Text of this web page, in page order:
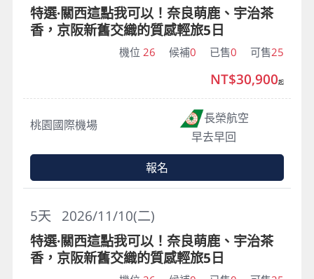
特選·關西這點我可以！奈良萌鹿、宇治茶
香，京阪新舊交織的質感輕旅5日
機位 26 候補0 已售0 可售25
桃園國際機場
長榮航空
早去早回
NT$30,900起
報名
2026/11/10(二)
5天
特選·關西這點我可以！奈良萌鹿、宇治茶
香，京阪新舊交織的質感輕旅5日